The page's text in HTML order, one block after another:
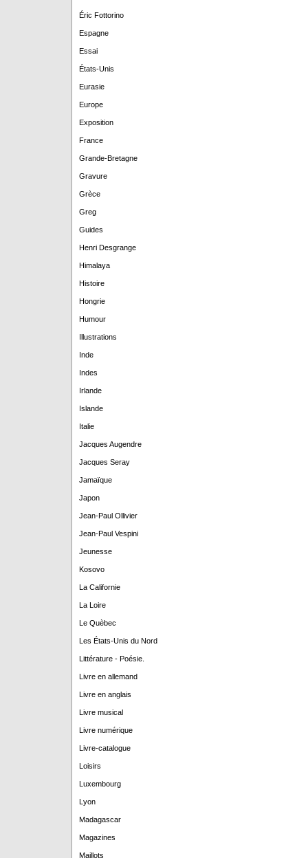
Éric Fottorino
Espagne
Essai
États-Unis
Eurasie
Europe
Exposition
France
Grande-Bretagne
Gravure
Grèce
Greg
Guides
Henri Desgrange
Himalaya
Histoire
Hongrie
Humour
Illustrations
Inde
Indes
Irlande
Islande
Italie
Jacques Augendre
Jacques Seray
Jamaïque
Japon
Jean-Paul Ollivier
Jean-Paul Vespini
Jeunesse
Kosovo
La Californie
La Loire
Le Quèbec
Les États-Unis du Nord
Littérature - Poésie.
Livre en allemand
Livre en anglais
Livre musical
Livre numérique
Livre-catalogue
Loisirs
Luxembourg
Lyon
Madagascar
Magazines
Maillots